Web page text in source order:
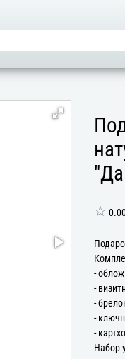
☆
-
-
-
-
-
Набор